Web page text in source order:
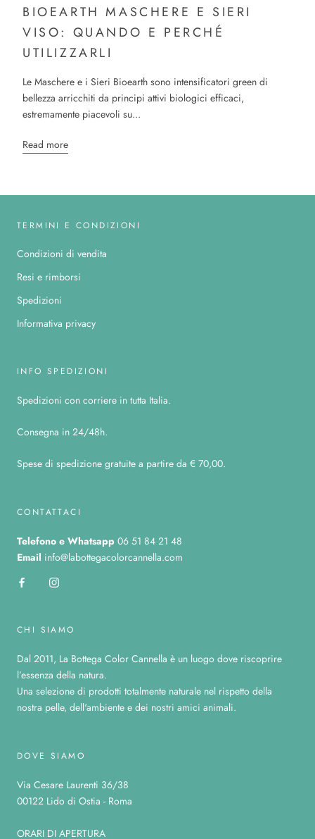
BIOEARTH MASCHERE E SIERI
VISO: QUANDO E PERCHÉ
UTILIZZARLI
Le Maschere e i Sieri Bioearth sono intensificatori green di
bellezza arricchiti da principi attivi biologici efficaci,
estremamente piacevoli su...
Read more
TERMINI E CONDIZIONI
Condizioni di vendita
Resi e rimborsi
Spedizioni
Informativa privacy
INFO SPEDIZIONI
Spedizioni con corriere in tutta Italia.
Consegna in 24/48h.
Spese di spedizione gratuite a partire da € 70,00.
CONTATTACI
Telefono e Whatsapp 06 51 84 21 48
Email info@labottegacolorcannella.com
CHI SIAMO
Dal 2011, La Bottega Color Cannella è un luogo dove riscoprire
l’essenza della natura.
Una selezione di prodotti totalmente naturale nel rispetto della
nostra pelle, dell'ambiente e dei nostri amici animali.
DOVE SIAMO
Via Cesare Laurenti 36/38
00122 Lido di Ostia - Roma
ORARI DI APERTURA